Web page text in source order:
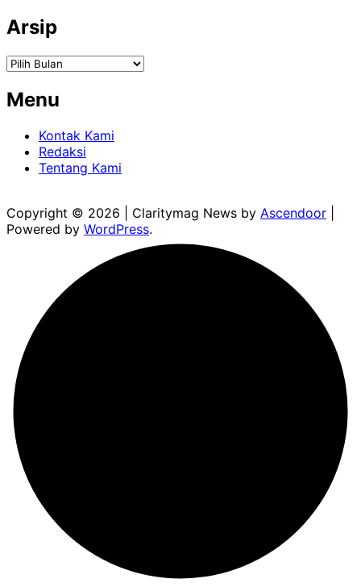
Arsip
Arsip
Menu
Kontak Kami
Redaksi
Tentang Kami
Copyright © 2026 | Claritymag News by Ascendoor
Powered by WordPress.